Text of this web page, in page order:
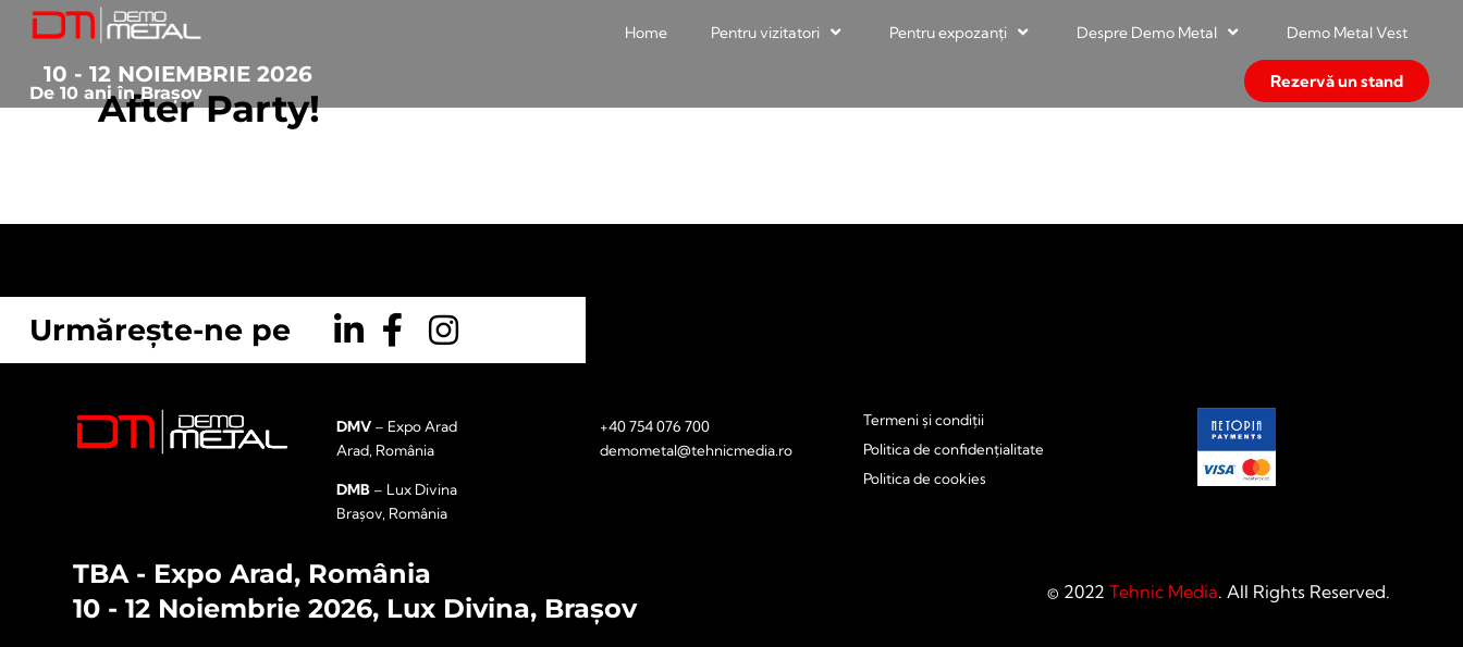
10 - 12 NOIEMBRIE 2026
De 10 ani în Brașov
Home Pentru vizitatori Pentru expozanți Despre Demo Metal Demo Metal Vest
Rezervă un stand
After Party!
Urmărește-ne pe
DMV – Expo Arad
Arad, România
DMB – Lux Divina
Brașov, România
+40 754 076 700
demometal@tehnicmedia.ro
Termeni și condiții
Politica de confidențialitate
Politica de cookies
TBA - Expo Arad, România
10 - 12 Noiembrie 2026, Lux Divina, Brașov
© 2022 Tehnic Media. All Rights Reserved.